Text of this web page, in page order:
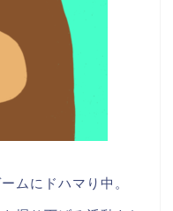
ムにドハマり中。